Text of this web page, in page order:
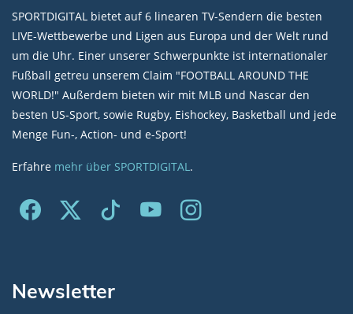
SPORTDIGITAL bietet auf 6 linearen TV-Sendern die besten
LIVE-Wettbewerbe und Ligen aus Europa und der Welt rund
um die Uhr. Einer unserer Schwerpunkte ist internationaler
Fußball getreu unserem Claim "FOOTBALL AROUND THE
WORLD!" Außerdem bieten wir mit MLB und Nascar den
besten US-Sport, sowie Rugby, Eishockey, Basketball und jede
Menge Fun-, Action- und e-Sport!
Erfahre mehr über SPORTDIGITAL.
Newsletter